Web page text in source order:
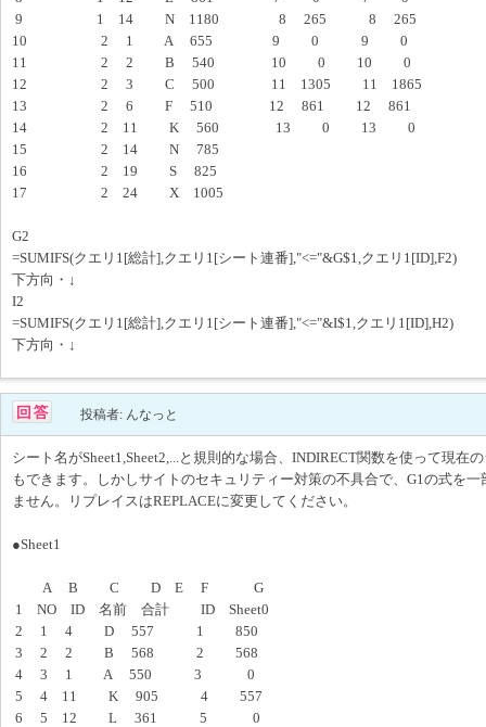
9 1 14 N 1180 8 265 8 265
10 2 1 A 655 9 0 9 0
11 2 2 B 540 10 0 10 0
12 2 3 C 500 11 1305 11 1865
13 2 6 F 510 12 861 12 861
14 2 11 K 560 13 0 13 0
15 2 14 N 785
16 2 19 S 825
17 2 24 X 1005
G2
=SUMIFS(クエリ1[総計],クエリ1[シート連番],"<="&G$1,クエリ1[ID],F2)
下方向・↓
I2
=SUMIFS(クエリ1[総計],クエリ1[シート連番],"<="&I$1,クエリ1[ID],H2)
下方向・↓
投稿者: んなっと
シート名がSheet1,Sheet2,...と規則的な場合、INDIRECT関数を使って現在
もできます。しかしサイトのセキュリティー対策の不具合で、G1の式を
ません。リプレイスはREPLACEに変更してください。
●Sheet1
A B C D E F G
1 NO ID 名前 合計 ID Sheet0
2 1 4 D 557 1 850
3 2 2 B 568 2 568
4 3 1 A 550 3 0
5 4 11 K 905 4 557
6 5 12 L 361 5 0